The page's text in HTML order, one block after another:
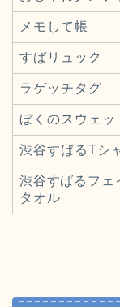
メモして帳
すばリュック
ラゲッチタグ
ぼくのスウェッ
渋谷すばるTシ
渋谷すばるフェ
タオル